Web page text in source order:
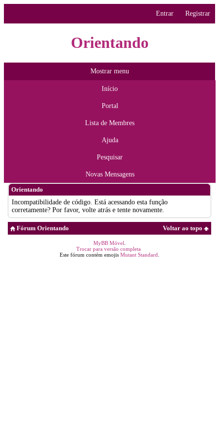
Entrar Registrar
Orientando
Mostrar menu
Início
Portal
Lista de Membres
Ajuda
Pesquisar
Novas Mensagens
Orientando
Incompatibilidade de código. Está acessando esta função
corretamente? Por favor, volte atrás e tente novamente.
Voltar ao topo
Fórum Orientando
MyBB Móvel
Trocar para versão completa
Este fórum contém emojis Mutant Standard